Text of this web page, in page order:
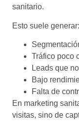
sanitario.
Esto suele generar:
Tráfico poco
Leads que
Bajo
Falta de
En marketing
visitas, sino de